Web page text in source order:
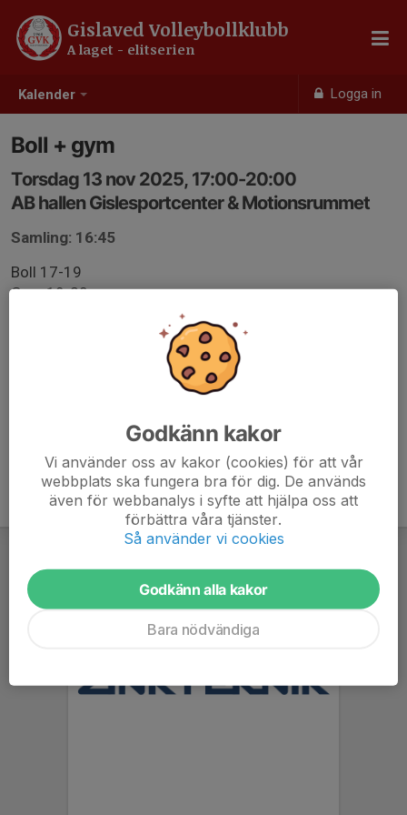
Kalender Logga in
Gislaved Volleybollklubb
A laget - elitserien
Boll + gym
Torsdag 13 nov 2025, 17:00-20:00
AB hallen Gislesportcenter & Motionsrummet
Samling: 16:45
Boll 17-19
Gym 19-20
Godkänn kakor
Vi använder oss av kakor (cookies) för att vår
webbplats ska fungera bra för dig. De används
även för webbanalys i syfte att hjälpa oss att
förbättra våra tjänster.
Så använder vi cookies
Godkänn alla kakor
Bara nödvändiga